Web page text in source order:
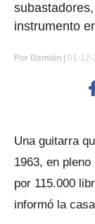
instrumento
Por Damián | 01-12-
Una guitarra
1963, en
por 115.000
informó la